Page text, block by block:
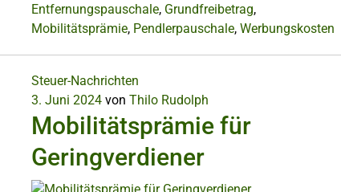
Entfernungspauschale, Grundfreibetrag,
Mobilitätsprämie, Pendlerpauschale, Werbungskosten
Steuer-Nachrichten
3. Juni 2024 von Thilo Rudolph
Mobilitätsprämie für
Geringverdiener